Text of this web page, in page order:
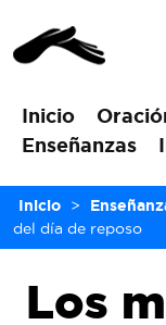
Inicio
Enseñanzas
Inicio >
del día de reposo
Los